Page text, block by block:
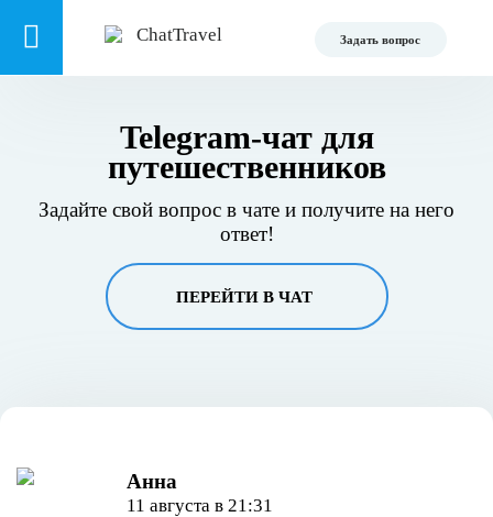
Задать вопрос
Telegram-чат для
путешественников
Задайте свой вопрос в чате и получите на него
ответ!
ПЕРЕЙТИ В ЧАТ
Анна
11 августа в 21:31